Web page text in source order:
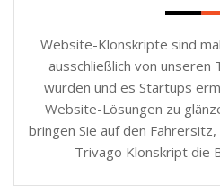
Website-Klonskripte sind
ausschließlich von unseren
wurden und es Startups
Website-Lösungen zu
bringen Sie auf den
Trivago Klonskript die